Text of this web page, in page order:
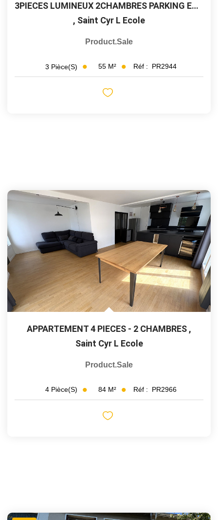
3PIECES LUMINEUX 2CHAMBRES PARKING ET CAVE
, Saint Cyr L Ecole
Product.sale
3 Pièce(s) 55 M² Réf : PR2944
APPARTEMENT 4 PIECES - 2 CHAMBRES ,
Saint Cyr L Ecole
Product.sale
4 Pièce(s) 84 M² Réf : PR2966